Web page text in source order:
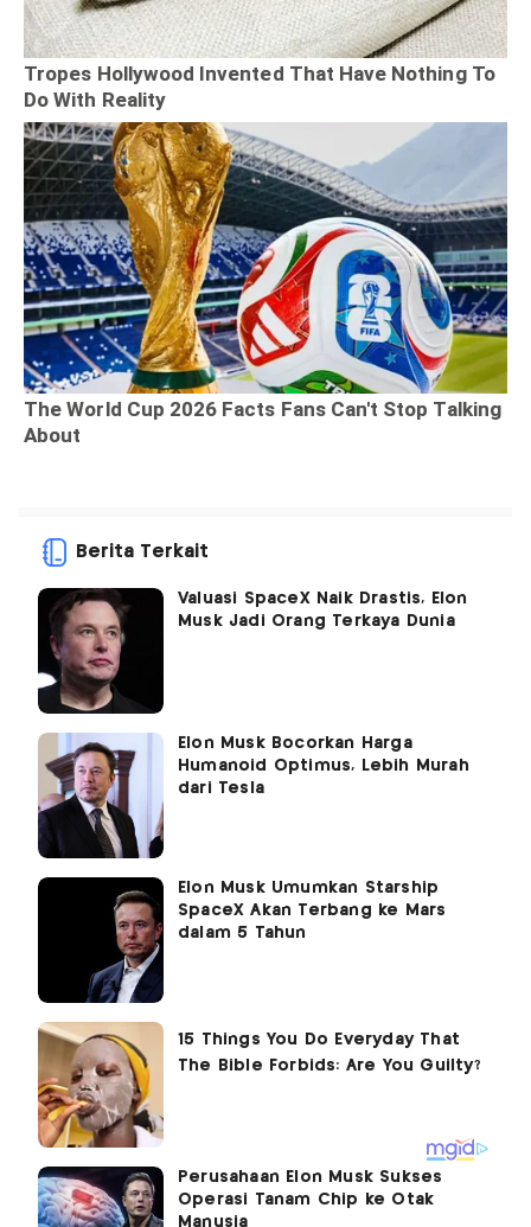
Berita Terkait
Valuasi SpaceX Naik Drastis, Elon
Musk Jadi Orang Terkaya Dunia
Elon Musk Bocorkan Harga
Humanoid Optimus, Lebih Murah
dari Tesla
Elon Musk Umumkan Starship
SpaceX Akan Terbang ke Mars
dalam 5 Tahun
Perusahaan Elon Musk Sukses
Operasi Tanam Chip ke Otak
Manusia